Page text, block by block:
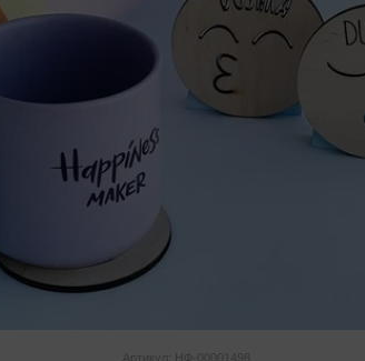
Артикул: НФ-00001498